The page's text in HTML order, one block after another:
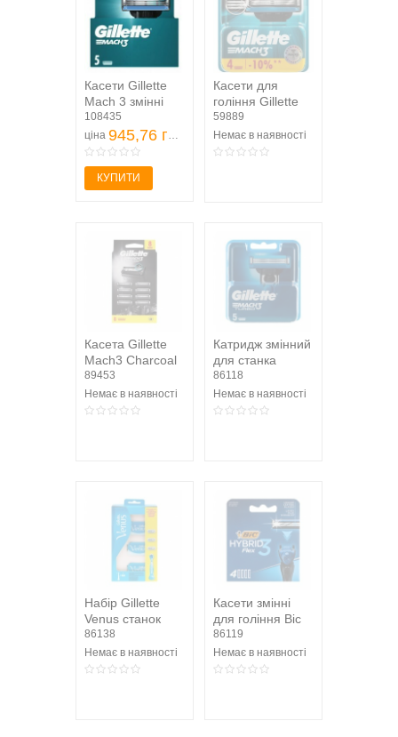
Касети Gillette
Mach 3 змінні
для гоління 5 шт
108435
ціна 945,76 грн
КУПИТИ
Касети для
гоління Gillette
Mach3 змінні
4шт
59889
Немає в наявності
Касета Gillette
Mach3 Charcoal
змінна для
гоління 8шт
89453
Немає в наявності
Катридж змінний
для станка
Gillette Mach3
Turbo 5шт/уп
86118
Немає в наявності
Набір Gillette
Venus станок
змінні картриджі
4шт/уп
86138
Немає в наявності
Касети змінні
для гоління Bic
Hybrid 3 Flex 3-
лезові 4шт/уп
86119
Немає в наявності